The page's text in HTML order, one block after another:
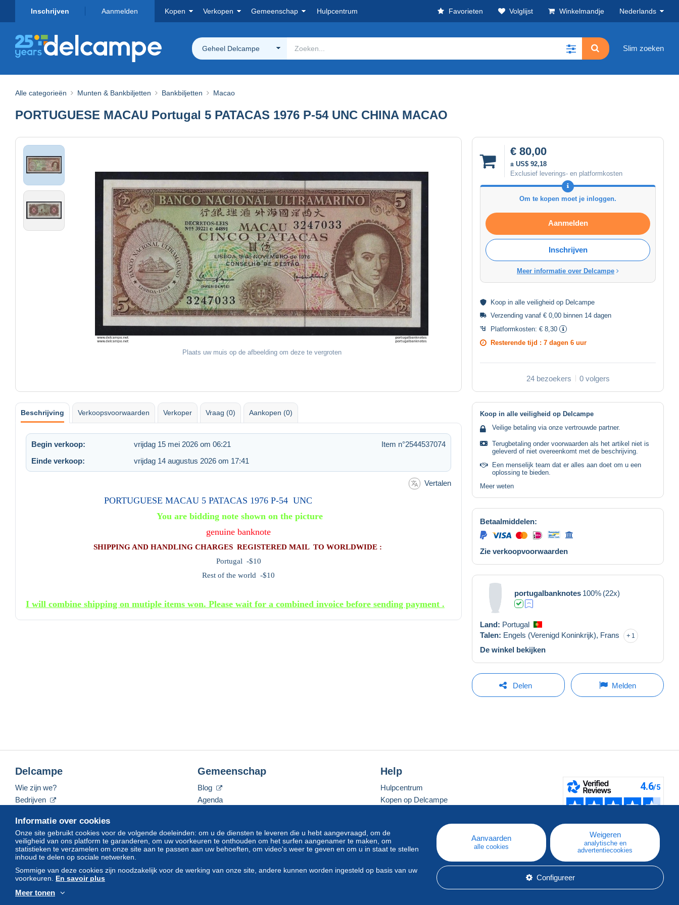
Inschrijven Aanmelden Kopen Verkopen Gemeenschap Hulpcentrum Favorieten Volglijst Winkelmandje Nederlands
Geheel Delcampe Slim zoeken
Alle categorieën Munten & Bankbiljetten Bankbiljetten Macao
PORTUGUESE MACAU Portugal 5 PATACAS 1976 P-54 UNC CHINA MACAO
Plaats uw muis op de afbeelding om deze te vergroten
€ 80,00
± US$ 92,18
Exclusief leverings- en platformkosten
Om te kopen moet je inloggen.
Aanmelden
Inschrijven
Meer informatie over Delcampe
Koop in alle veiligheid op Delcampe
Verzending vanaf € 0,00 binnen 14 dagen
Platformkosten: € 8,30
Resterende tijd : 7 dagen 6 uur
24 bezoekers 0 volgers
Beschrijving Verkoopsvoorwaarden Verkoper Vraag (0) Aankopen (0)
Begin verkoop: vrijdag 15 mei 2026 om 06:21
Item n°2544537074
Einde verkoop:
vrijdag 14 augustus 2026 om 17:41
Vertalen
PORTUGUESE MACAU 5 PATACAS 1976 P-54 UNC
You are bidding note shown on the picture
genuine banknote
SHIPPING AND HANDLING CHARGES REGISTERED MAIL TO WORLDWIDE :
Portugal -$10
Rest of the world -$10
I will combine shipping on mutiple items won. Please wait for a combined invoice before sending payment .
Koop in alle veiligheid op Delcampe
Veilige betaling via onze vertrouwde partner.
Terugbetaling onder voorwaarden als het artikel niet is
geleverd of niet overeenkomt met de beschrijving.
Een menselijk team dat er alles aan doet om u een
oplossing te bieden.
Meer weten
Betaalmiddelen:
Zie verkoopvoorwaarden
portugalbanknotes 100% (22x)
Land: Portugal
Talen: Engels (Verenigd Koninkrijk), Frans 1
De winkel bekijken
Delen Melden
Informatie over cookies
Onze site gebruikt cookies voor de volgende doeleinden: om u de diensten te leveren die u hebt aangevraagd, om de
veiligheid van ons platform te garanderen, om uw voorkeuren te onthouden om het surfen aangenamer te maken, om
statistieken te verzamelen om onze site aan te passen aan uw behoeften, om video's weer te geven en om u in staat te stellen
inhoud te delen op sociale netwerken.
Sommige van deze cookies zijn noodzakelijk voor de werking van onze site, andere kunnen worden ingesteld op basis van uw
voorkeuren. En savoir plus
Meer tonen
Aanvaarden
alle cookies
Weigeren
analytische en
advertentiecookies
Configureer
Delcampe
Wie zijn we?
Bedrijven
Neem contact met ons op
Gemeenschap
Blog
Agenda
Help
Hulpcentrum
Kopen op Delcampe
Een beveiligde website
© Delcampe International srl. Alle rechten voorbehouden.